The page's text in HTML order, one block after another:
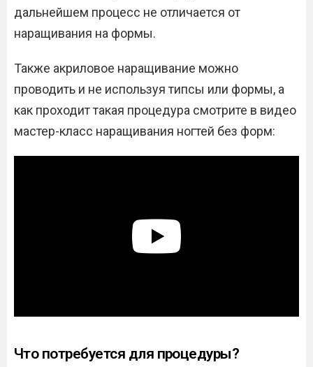
дальнейшем процесс не отличается от
наращивания на формы.
Также акриловое наращивание можно
проводить и не используя типсы или формы, а
как проходит такая процедура смотрите в видео
мастер-класс наращивания ногтей без форм:
Что потребуется для процедуры?